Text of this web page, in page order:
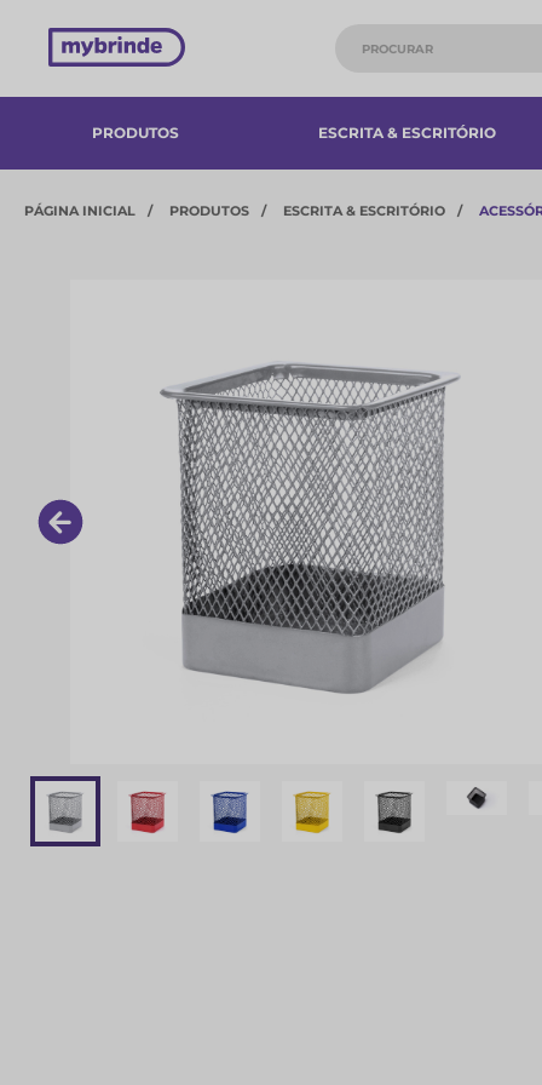
PRODUTOS ESCRITA & ESCRITÓRIO
PÁGINA INICIAL PRODUTOS ESCRITA & ESCRITÓRIO